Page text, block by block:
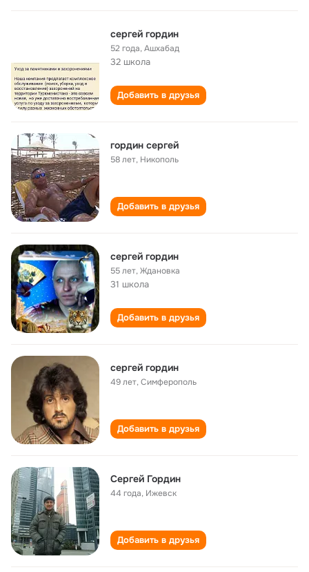
сергей гордин
52 года,Ашхабад
32 школа
Добавить в друзья
гордин сергей
58 лет, Никополь
Добавить в друзья
сергей гордин
55 лет,Ждановка
31 школа
Добавить в друзья
сергей гордин
49 лет,Симферополь
Добавить в друзья
Сергей Гордин
44 года, Ижевск
Добавить в друзья